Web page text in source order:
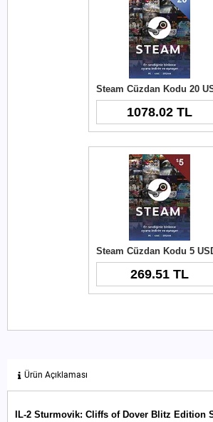
Steam Cüzdan Kodu 20
1078.02 TL
Steam Cüzdan Kodu 5
269.51 TL
Ürün Açıklaması
IL-2 Sturmovik: Cliffs of Dover Blitz Edition